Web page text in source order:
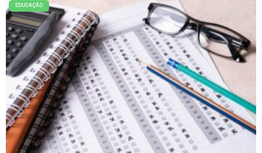
EDUCAÇÃO